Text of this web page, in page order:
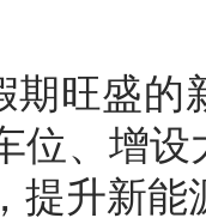
旺盛的
位、增
提升新能